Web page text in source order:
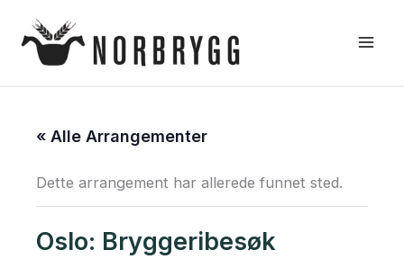
rett
« Alle Arrangementer
Dette arrangement har allerede funnet sted.
Oslo: Bryggeribesøk